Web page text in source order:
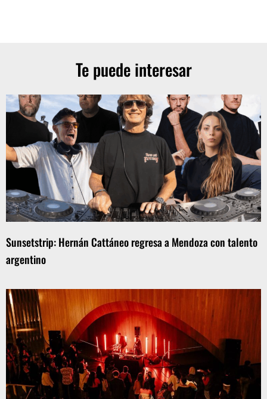
Te puede interesar
Sunsetstrip: Hernán Cattáneo regresa a Mendoza con talento
argentino